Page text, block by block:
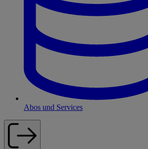
Abos und Services